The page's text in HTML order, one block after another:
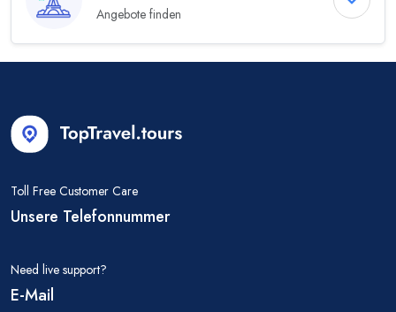
Angebote finden
Toll Free Customer Care
Unsere Telefonnummer
Need live support?
E-Mail